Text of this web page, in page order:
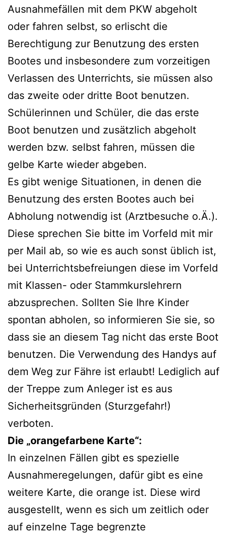
Ausnahmefällen mit dem PKW abgeholt
oder fahren selbst, so erlischt die
Berechtigung zur Benutzung des ersten
Bootes und insbesondere zum vorzeitigen
Verlassen des Unterrichts, sie müssen also
das zweite oder dritte Boot benutzen.
Schülerinnen und Schüler, die das erste
Boot benutzen und zusätzlich abgeholt
werden bzw. selbst fahren, müssen die
gelbe Karte wieder abgeben.
Es gibt wenige Situationen, in denen die
Benutzung des ersten Bootes auch bei
Abholung notwendig ist (Arztbesuche o.Ä.).
Diese sprechen Sie bitte im Vorfeld mit mir
per Mail ab, so wie es auch sonst üblich ist,
bei Unterrichtsbefreiungen diese im Vorfeld
mit Klassen- oder Stammkurslehrern
abzusprechen. Sollten Sie Ihre Kinder
spontan abholen, so informieren Sie sie, so
dass sie an diesem Tag nicht das erste Boot
benutzen. Die Verwendung des Handys auf
dem Weg zur Fähre ist erlaubt! Lediglich auf
der Treppe zum Anleger ist es aus
Sicherheitsgründen (Sturzgefahr!)
verboten.
Die „orangefarbene Karte“:
In einzelnen Fällen gibt es spezielle
Ausnahmeregelungen, dafür gibt es eine
weitere Karte, die orange ist. Diese wird
ausgestellt, wenn es sich um zeitlich oder
auf einzelne Tage begrenzte